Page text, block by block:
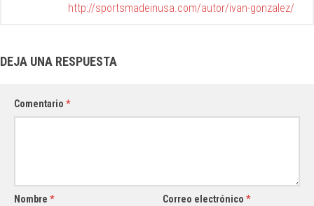
http://sportsmadeinusa.com/autor/ivan-gonzalez/
DEJA UNA RESPUESTA
Comentario *
Nombre * Correo electrónico*